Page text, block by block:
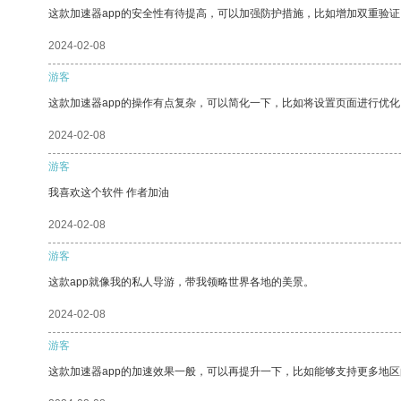
这款加速器app的安全性有待提高，可以加强防护措施，比如增加双重验证
2024-02-08
游客
这款加速器app的操作有点复杂，可以简化一下，比如将设置页面进行优化
2024-02-08
游客
我喜欢这个软件 作者加油
2024-02-08
游客
这款app就像我的私人导游，带我领略世界各地的美景。
2024-02-08
游客
这款加速器app的加速效果一般，可以再提升一下，比如能够支持更多地区